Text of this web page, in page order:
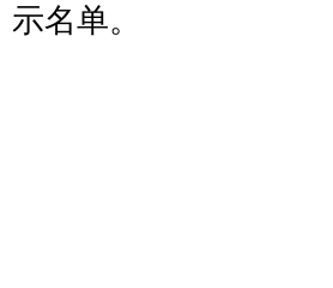
示名单。